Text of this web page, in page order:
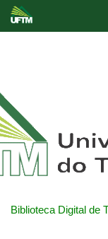
Biblioteca Digital de